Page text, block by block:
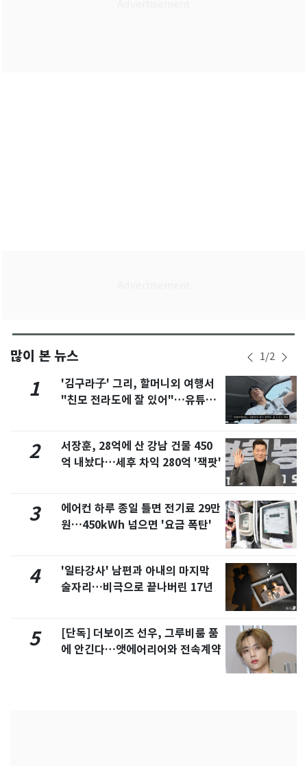
많이 본 뉴스 1/2
1
'김구라子' 그리, 할머니외 여행서
"친모 전라도에 잘 있어"…유튜브
2
서장훈, 28억에 산 강남 건물 450
억 내놨다…세후 차익 280억 '잭팟'
3
에어컨 하루 종일 틀면 전기료 29만
원…450kWh 넘으면 '요금 폭탄'
4
'일타강사' 남편과 아내의 마지막
술자리…비극으로 끝나버린 17년
5
[단독] 더보이즈 선우, 그루비룸 품
에 안긴다…앳에어리어와 전속계약